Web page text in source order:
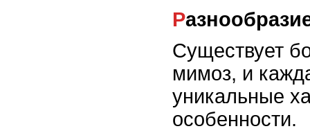
Существует
мимоз, и
уникальные
особенности.